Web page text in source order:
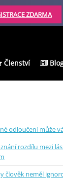
ZDARMA
Členství
odloučení může
rozdílu mezi
člověk neměl